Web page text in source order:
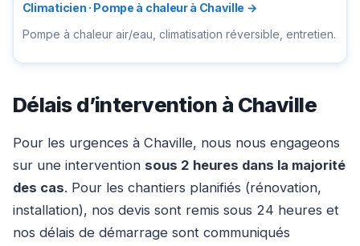
Climaticien · Pompe à chaleur à Chaville →
Pompe à chaleur air/eau, climatisation réversible, entretien.
Délais d’intervention à Chaville
Pour les urgences à Chaville, nous nous engageons
sur une intervention sous 2 heures dans la majorité
des cas. Pour les chantiers planifiés (rénovation,
installation), nos devis sont remis sous 24 heures et
nos délais de démarrage sont communiqués